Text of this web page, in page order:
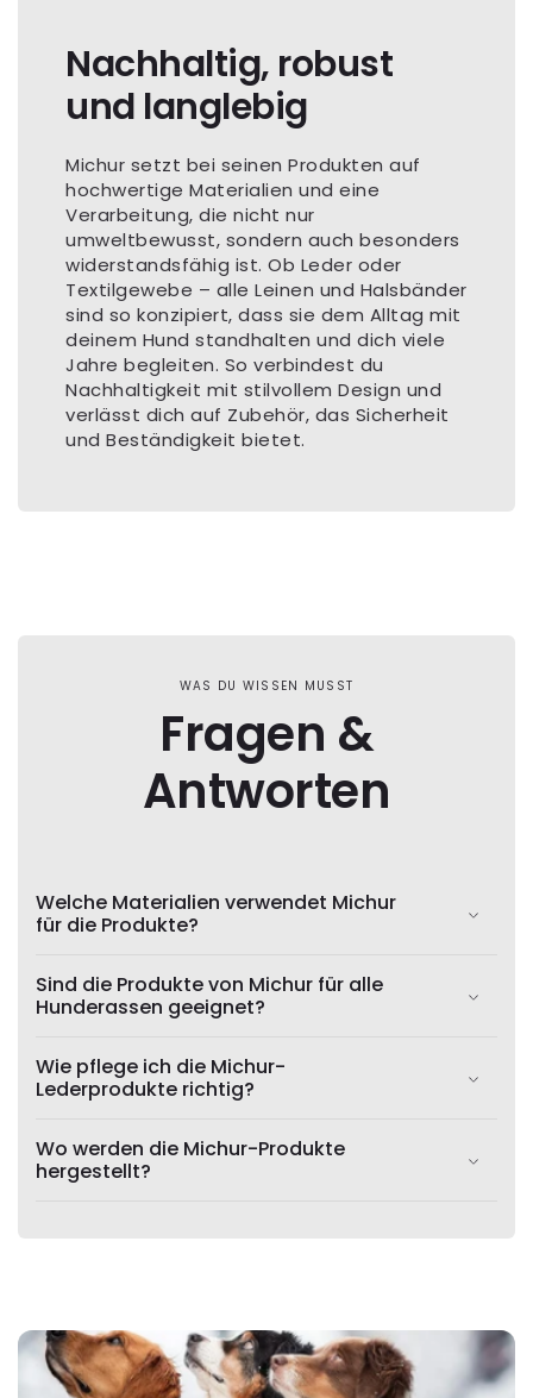
Nachhaltig, robust
und langlebig
Michur setzt bei seinen Produkten auf
hochwertige Materialien und eine
Verarbeitung, die nicht nur
umweltbewusst, sondern auch besonders
widerstandsfähig ist. Ob Leder oder
Textilgewebe – alle Leinen und Halsbänder
sind so konzipiert, dass sie dem Alltag mit
deinem Hund standhalten und dich viele
Jahre begleiten. So verbindest du
Nachhaltigkeit mit stilvollem Design und
verlässt dich auf Zubehör, das Sicherheit
und Beständigkeit bietet.
WAS DU WISSEN MUSST
Fragen &
Antworten
Welche Materialien verwendet Michur
für die Produkte?
Sind die Produkte von Michur für alle
Hunderassen geeignet?
Wie pflege ich die Michur-
Lederprodukte richtig?
Wo werden die Michur-Produkte
hergestellt?